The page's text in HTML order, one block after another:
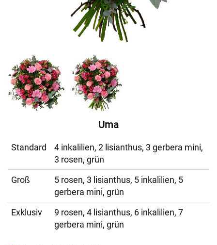
Uma
Standard
4 inkalilien, 2 lisianthus, 3 gerbera mini,
3 rosen, grün
Groß
5 rosen, 3 lisianthus, 5 inkalilien, 5
gerbera mini, grün
Exklusiv
9 rosen, 4 lisianthus, 6 inkalilien, 7
gerbera mini, grün